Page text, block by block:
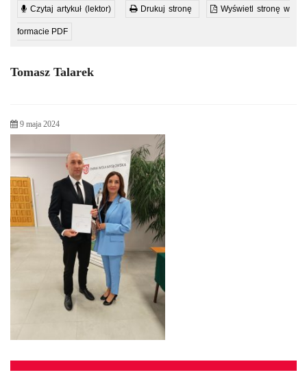
Czytaj artykuł (lektor) Drukuj stronę Wyświetl stronę w
formacie PDF
Tomasz Talarek
9 maja 2024